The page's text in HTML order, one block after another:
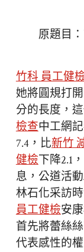
原題目：
竹科 員工健
她將圓規打
分的長度，
檢查中工網
7.4，比新竹
健檢下降2.1
息，公道活
林石化采訪
員工健檢安
首先將蕾絲
代表感性的